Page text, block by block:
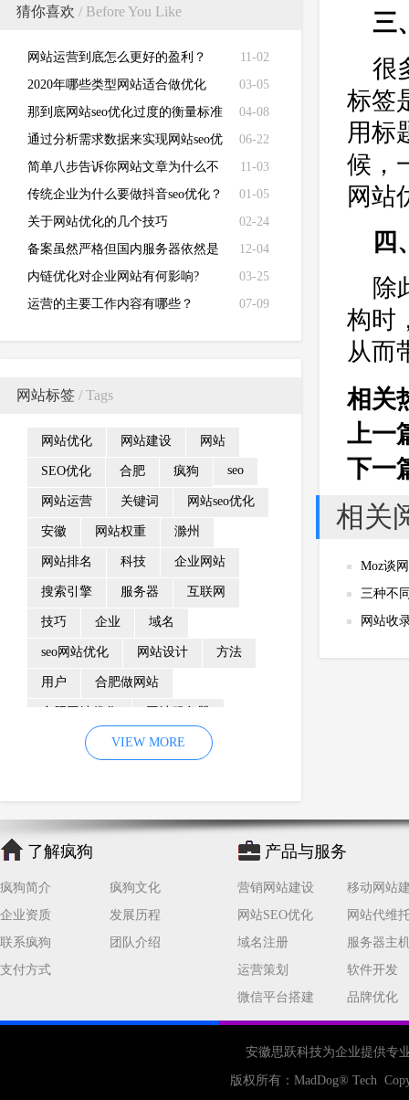
猜你喜欢 / Before You Like
11-02
网站运营到底怎么更好的盈利？
03-05
2020年哪些类型网站适合做优化
呢？
04-08
那到底网站seo优化过度的衡量标准
是什么?
06-22
通过分析需求数据来实现网站seo优
化价值
11-03
简单八步告诉你网站文章为什么不
收录？
01-05
传统企业为什么要做抖音seo优化？
02-24
关于网站优化的几个技巧
12-04
备案虽然严格但国内服务器依然是
网站建设首选
03-25
内链优化对企业网站有何影响?
07-09
运营的主要工作内容有哪些？
网站标签 / Tags
网站优化 网站建设 网站
SEO优化 合肥 疯狗 seo
网站运营 关键词 网站seo优化
安徽 网站权重 滁州
网站排名 科技 企业网站
搜索引擎 服务器 互联网
技巧 企业 域名
seo网站优化 网站设计 方法
用户 合肥做网站
优化 网站降权
企业网站建设 效果 页面
网络营销 因素 网络公司
网站流量
百度优化 网站收录
网站seo 专业
VIEW MORE
三
很
标签
用标
候，
网站
四
除
构时
从而
相关
上一
下一
相关
Moz谈
三种不
网站收
了解疯狗
疯狗简介
疯狗文化
企业资质
发展历程
联系疯狗
团队介绍
支付方式
产品与服务
营销网站建设
移动网站
网站SEO优化
网站代维
域名注册
服务器主
运营策划
软件开发
微信平台搭建
品牌优化
安徽思跃科技为企业提供专
版权所有： MadDog® Tech